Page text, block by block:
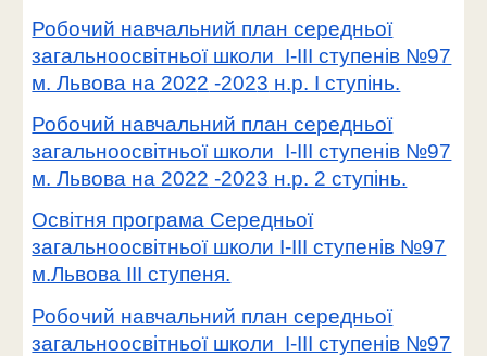
Робочий навчальний план середньої
загальноосвітньої школи І-ІІІ ступенів №97
м. Львова на 2022 -2023 н.р. I ступінь.
Робочий навчальний план середньої
загальноосвітньої школи І-ІІІ ступенів №97
м. Львова на 2022 -2023 н.р. 2 ступінь.
Освітня програма Середньої
загальноосвітньої школи I-III ступенів №97
м.Львова III ступеня.
Робочий навчальний план середньої
загальноосвітньої школи І-ІІІ ступенів №97